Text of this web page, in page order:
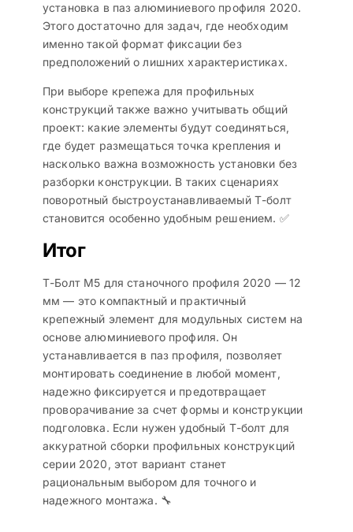
установка в паз алюминиевого профиля 2020.
Этого достаточно для задач, где необходим
именно такой формат фиксации без
предположений о лишних характеристиках.
При выборе крепежа для профильных
конструкций также важно учитывать общий
проект: какие элементы будут соединяться,
где будет размещаться точка крепления и
насколько важна возможность установки без
разборки конструкции. В таких сценариях
поворотный быстроустанавливаемый Т-болт
становится особенно удобным решением. ✅
Итог
Т-Болт М5 для станочного профиля 2020 — 12
мм — это компактный и практичный
крепежный элемент для модульных систем на
основе алюминиевого профиля. Он
устанавливается в паз профиля, позволяет
монтировать соединение в любой момент,
надежно фиксируется и предотвращает
проворачивание за счет формы и конструкции
подголовка. Если нужен удобный Т-болт для
аккуратной сборки профильных конструкций
серии 2020, этот вариант станет
рациональным выбором для точного и
надежного монтажа. 🔧